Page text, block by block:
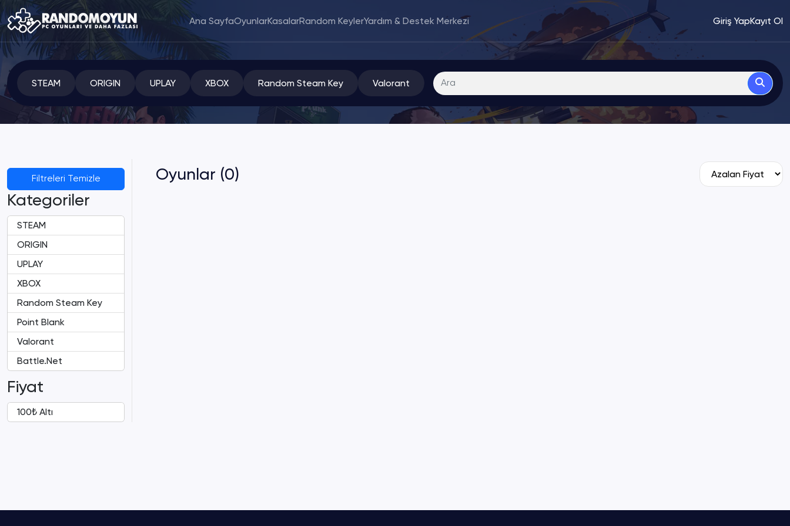
Ana SayfaOyunlarKasalarRandom KeylerYardım & Destek Merkezi Giriş YapKayıt Ol
STEAM ORIGIN UPLAY XBOX Random Steam Key Valorant
Filtreleri Temizle
Kategoriler
STEAM
ORIGIN
UPLAY
XBOX
Random Steam Key
Point Blank
Valorant
Battle.Net
Fiyat
100₺ Altı
Oyunlar (0)